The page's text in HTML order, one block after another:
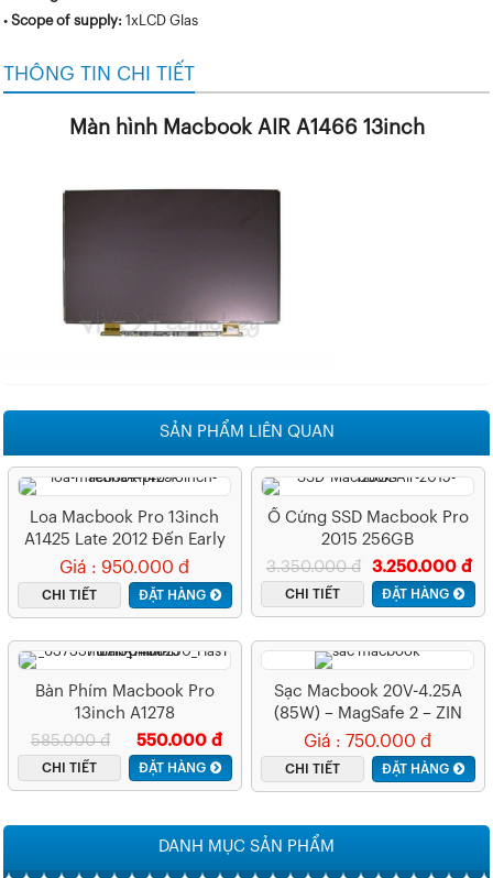
• Scope of supply: 1xLCD Glas
THÔNG TIN CHI TIẾT
Màn hình Macbook AIR A1466 13inch
SẢN PHẨM LIÊN QUAN
Loa Macbook Pro 13inch
A1425 Late 2012 Đến Early
2013
Giá : 950.000 đ
CHI TIẾT ĐẶT HÀNG
Ổ Cứng SSD Macbook Pro
2015 256GB
3.250.000 đ
3.350.000 đ
CHI TIẾT ĐẶT HÀNG
Bàn Phím Macbook Pro
13inch A1278
550.000 đ
585.000 đ
CHI TIẾT ĐẶT HÀNG
Sạc Macbook 20V-4.25A
(85W) – MagSafe 2 – ZIN
Giá : 750.000 đ
CHI TIẾT ĐẶT HÀNG
DANH MỤC SẢN PHẨM